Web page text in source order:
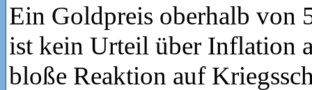
Ein Goldpreis oberhalb von
ist kein Urteil über Inflation
bloße Reaktion auf